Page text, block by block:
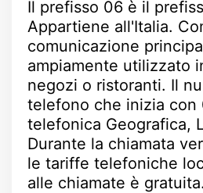
Il prefisso 06 è il
Appartiene all'Italia.
comunicazione
ampiamente utilizzato
negozi o ristoranti. Il
telefono che inizia con
telefonica Geografica,
Durante la chiamata
le tariffe telefoniche
alle chiamate è gratuita.